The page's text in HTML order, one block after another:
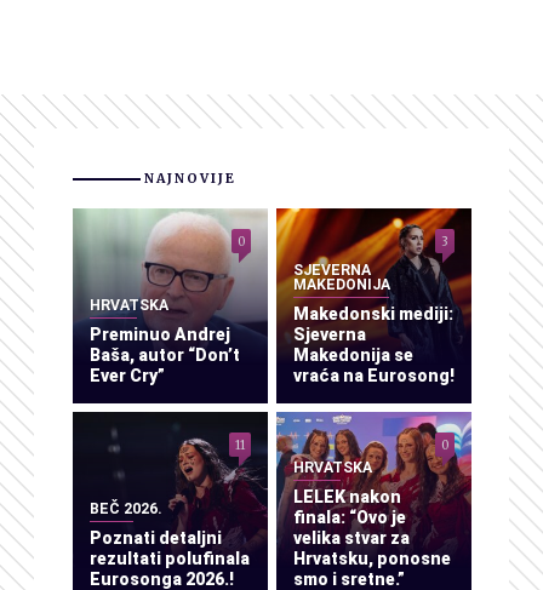
NAJNOVIJE
HRVATSKA
Preminuo Andrej
Baša, autor “Don’t
Ever Cry”
0
SJEVERNA
MAKEDONIJA
Makedonski mediji:
Sjeverna
Makedonija se
vraća na Eurosong!
3
BEČ 2026.
Poznati detaljni
rezultati polufinala
Eurosonga 2026.!
11
HRVATSKA
LELEK nakon
finala: “Ovo je
velika stvar za
Hrvatsku, ponosne
smo i sretne.”
0